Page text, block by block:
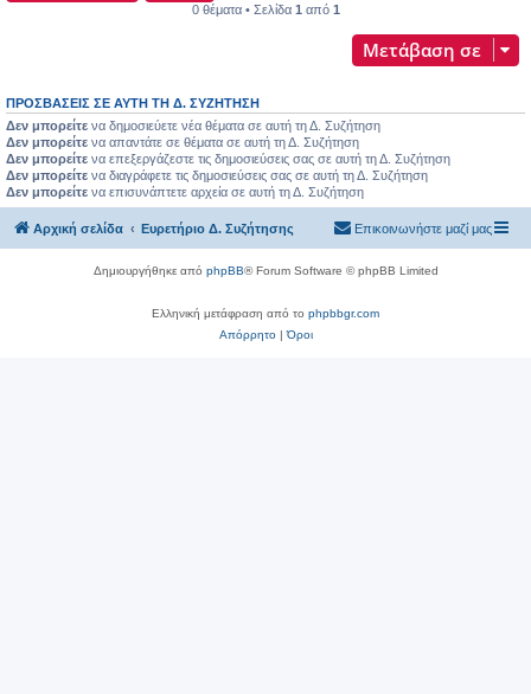
0 θέματα • Σελίδα 1 από 1
Μετάβαση σε
ΠΡΟΣΒΆΣΕΙΣ ΣΕ ΑΥΤΉ ΤΗ Δ. ΣΥΖΉΤΗΣΗ
Δεν μπορείτε να δημοσιεύετε νέα θέματα σε αυτή τη Δ. Συζήτηση
Δεν μπορείτε να απαντάτε σε θέματα σε αυτή τη Δ. Συζήτηση
Δεν μπορείτε να επεξεργάζεστε τις δημοσιεύσεις σας σε αυτή τη Δ. Συζήτηση
Δεν μπορείτε να διαγράφετε τις δημοσιεύσεις σας σε αυτή τη Δ. Συζήτηση
Δεν μπορείτε να επισυνάπτετε αρχεία σε αυτή τη Δ. Συζήτηση
Αρχική σελίδα Ευρετήριο Δ. Συζήτησης Επικοινωνήστε μαζί μας
Δημιουργήθηκε από phpBB® Forum Software © phpBB Limited
Ελληνική μετάφραση από το phpbbgr.com
Απόρρητο|Όροι